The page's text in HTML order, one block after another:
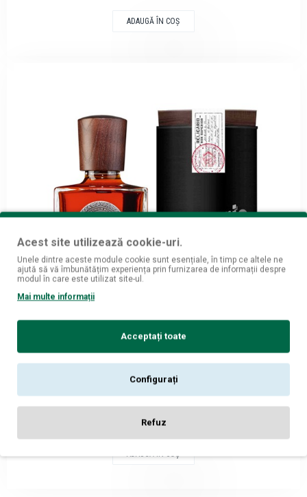
ADAUGĂ ÎN COŞ
Relicario Ron
Relicario Supremo Rom 0.7L
379,99lei
ADAUGĂ ÎN COŞ
Acest site utilizează cookie-uri.
Unele dintre aceste module cookie sunt esențiale, în timp ce altele ne
ajută să vă îmbunătățim experiența prin furnizarea de informații despre
modul în care este utilizat site-ul.
Mai multe informații
Acceptați toate
Configurați
Refuz